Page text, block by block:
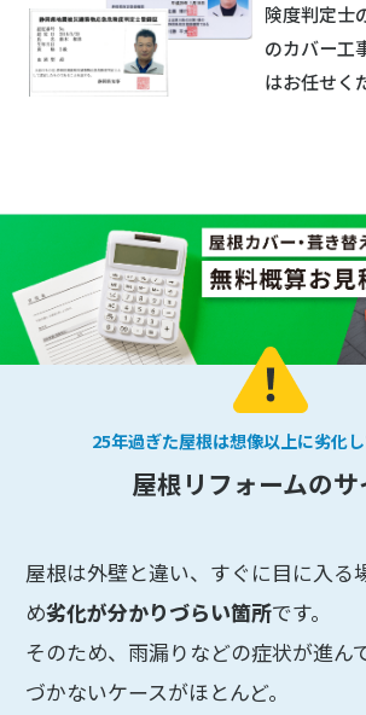
険度判定士
のカバー工
はお任せく
25年過ぎた屋根は想像以上に劣化
屋根リフォームのサ
屋根は外壁と違い、すぐに目に入る
め劣化が分かりづらい箇所です。
そのため、雨漏りなどの症状が進ん
づかないケースがほとんど。